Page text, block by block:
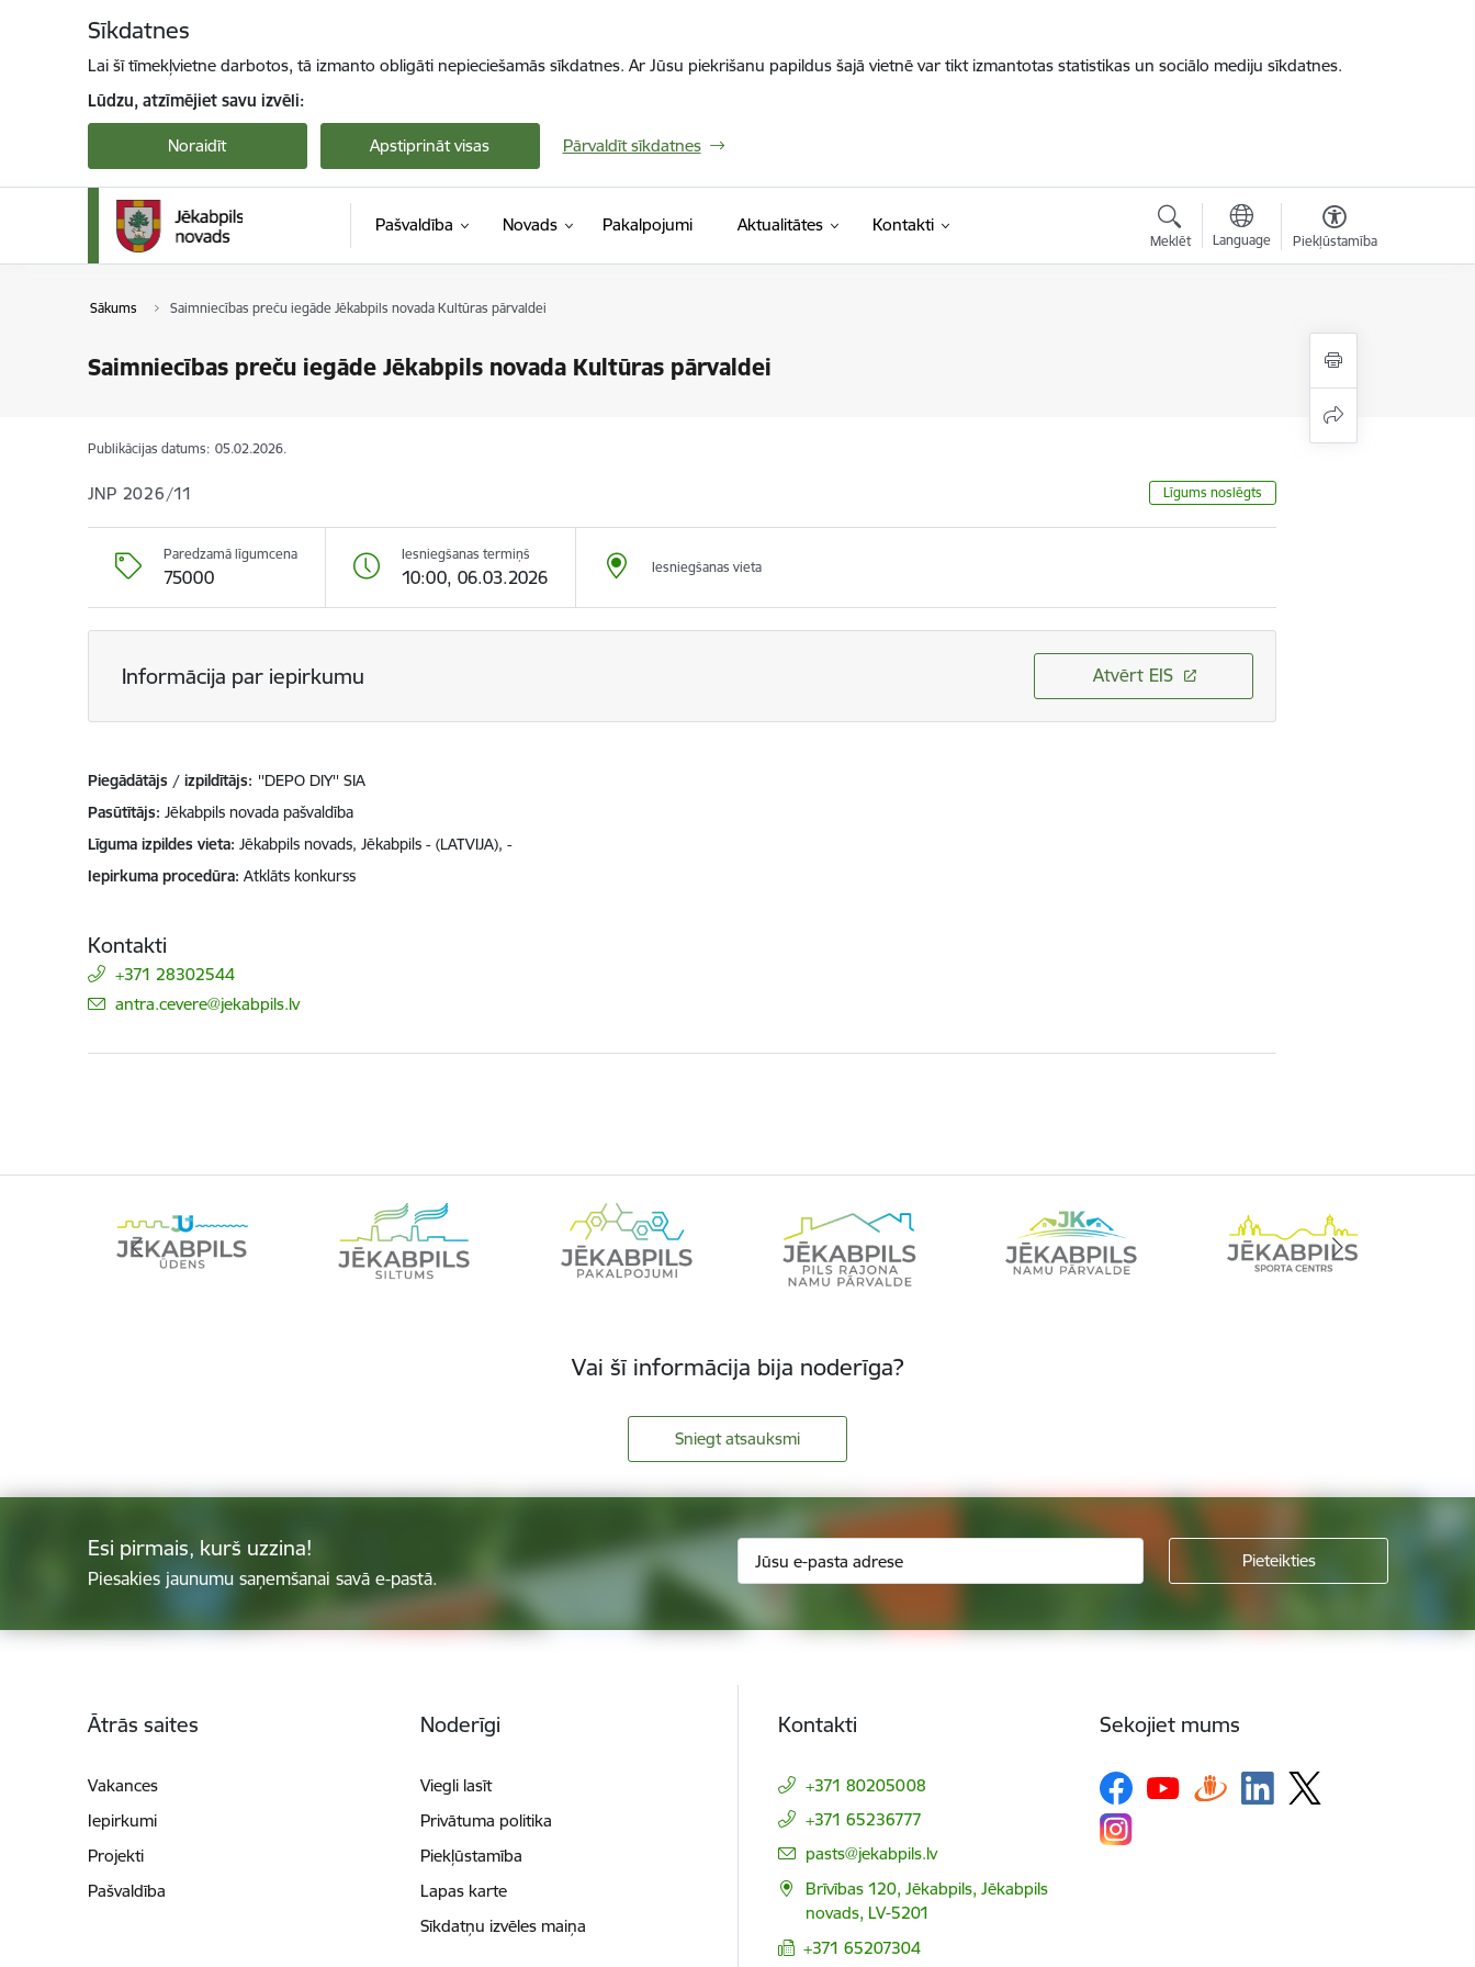
Sīkdatnes
Lai šī tīmekļvietne darbotos, tā izmanto obligāti nepieciešamās sīkdatnes. Ar Jūsu piekrišanu papildus šajā vietnē var tikt izmantotas statistikas un sociālo mediju sīkdatnes.
Lūdzu, atzīmējiet savu izvēli:
Noraidīt Apstiprināt visas Pārvaldīt sīkdatnes
Pašvaldība Novads Pakalpojumi Aktualitātes Kontakti
Meklēt Language Piekļūstamība
Sākums Saimniecības preču iegāde Jēkabpils novada Kultūras pārvaldei
Saimniecības preču iegāde Jēkabpils novada Kultūras pārvaldei
Publikācijas datums: 05.02.2026.
JNP 2026/11 Līgums noslēgts
Paredzamā līgumcena
75000
Iesniegšanas termiņš
10:00, 06.03.2026 Iesniegšanas vieta
Informācija par iepirkumu Atvērt EIS
Piegādātājs / izpildītājs: ''DEPO DIY'' SIA
Pasūtītājs Jēkabpils novada pašvaldība
Līguma izpildes vieta Jēkabpils novads, Jēkabpils - (LATVIJA), -
Iepirkuma procedūra Atklāts konkurss
Kontakti
+371 28302544
E-pasts:
antra.cevere@jekabpils.lv
Vai šī informācija bija noderīga?
Sniegt atsauksmi
Esi pirmais, kurš uzzina!
Piesakies jaunumu saņemšanai savā e-pastā.
Ātrās saites
Vakances
Iepirkumi
Projekti
Pašvaldība
Noderīgi
Viegli lasīt
Privātuma politika
Piekļūstamība
Lapas karte
Sīkdatņu izvēles maiņa
Kontakti
+371 80205008
+371 65236777
E-pasts:
pasts@jekabpils.lv
Brīvības 120, Jēkabpils, Jēkabpils
novads, LV-5201
+371 65207304
Sekojiet mums